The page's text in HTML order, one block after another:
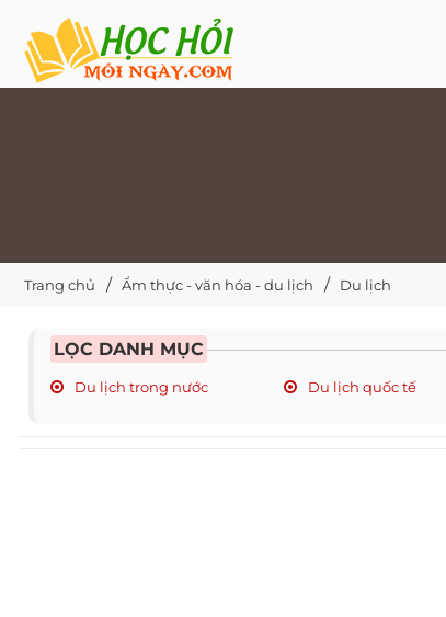
Trang chủ Ẩm thực - văn hóa - du lịch Du lịch
LỌC DANH MỤC
Du lịch trong nước Du lịch quốc tế